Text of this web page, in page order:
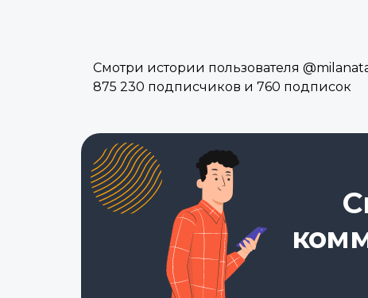
Смотри истории пользователя
875 230 подписчиков и 760 подписок